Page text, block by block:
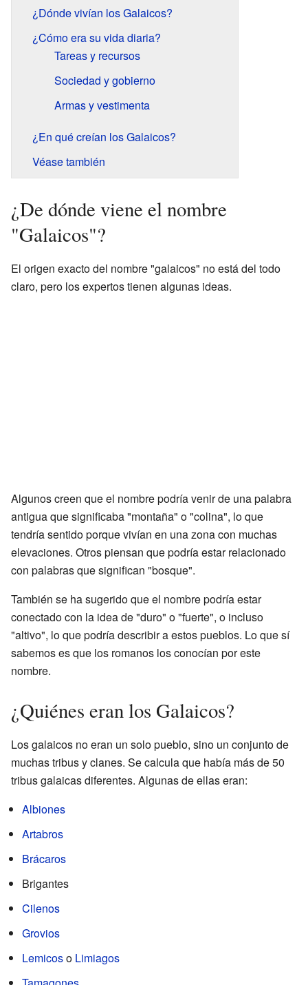
¿Dónde vivían los Galaicos?
¿Cómo era su vida diaria?
Tareas y recursos
Sociedad y gobierno
Armas y vestimenta
¿En qué creían los Galaicos?
Véase también
¿De dónde viene el nombre
"Galaicos"?
El origen exacto del nombre "galaicos" no está del todo
claro, pero los expertos tienen algunas ideas.
Algunos creen que el nombre podría venir de una palabra
antigua que significaba "montaña" o "colina", lo que
tendría sentido porque vivían en una zona con muchas
elevaciones. Otros piensan que podría estar relacionado
con palabras que significan "bosque".
También se ha sugerido que el nombre podría estar
conectado con la idea de "duro" o "fuerte", o incluso
"altivo", lo que podría describir a estos pueblos. Lo que sí
sabemos es que los romanos los conocían por este
nombre.
¿Quiénes eran los Galaicos?
Los galaicos no eran un solo pueblo, sino un conjunto de
muchas tribus y clanes. Se calcula que había más de 50
tribus galaicas diferentes. Algunas de ellas eran:
Albiones
Artabros
Brácaros
Brigantes
Cilenos
Grovios
Lemicoso Limiagos